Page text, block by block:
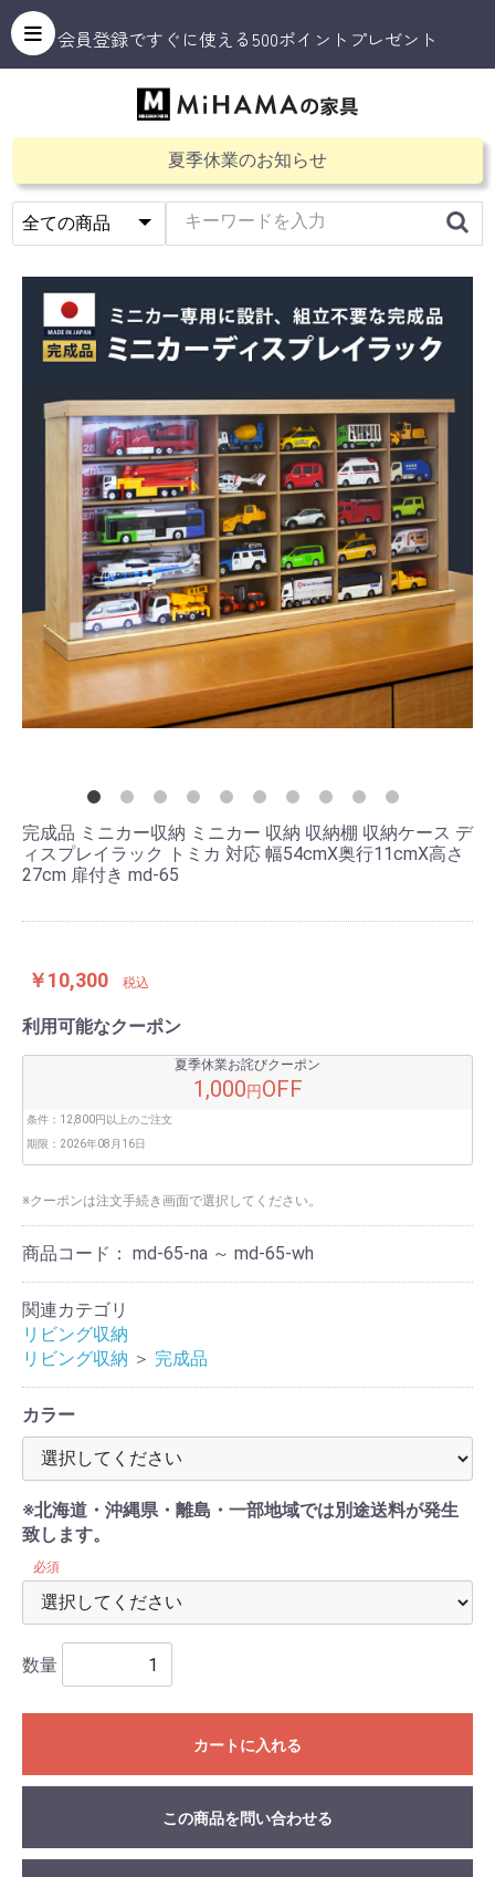
会員登録ですぐに使える500ポイントプレゼント
夏季休業のお知らせ
完成品 ミニカー収納 ミニカー 収納 収納棚 収納ケース デ
ィスプレイラック トミカ 対応 幅54cmX奥行11cmX高さ
27cm 扉付き md-65
￥10,300 税込
利用可能なクーポン
夏季休業お詫びクーポン
1,000円OFF
条件： 12,800円以上のご注文
期限： 2026年08月16日
※クーポンは注文手続き画面で選択してください。
商品コード： md-65-na ～ md-65-wh
関連カテゴリ
リビング収納
リビング収納 ＞ 完成品
カラー
※北海道・沖縄県・離島・一部地域では別途送料が発生
致します。
必須
数量
カートに入れる
この商品を問い合わせる